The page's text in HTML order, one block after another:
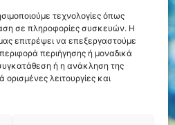
τεχνολογίες όπως
σε πληροφορίες συσκευών. Η
επιτρέψει να επεξεργαστούμε
περιήγησης ή μοναδικά
ή η ανάκληση της
λειτουργίες και